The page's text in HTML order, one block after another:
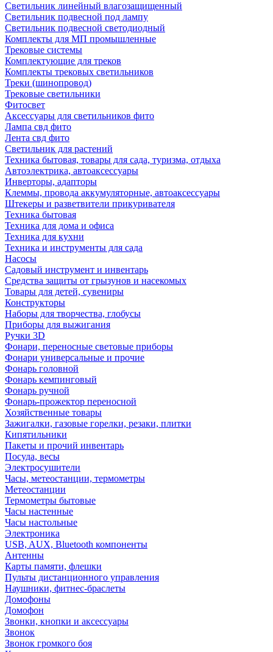
Светильник линейный влагозащищенный
Светильник подвесной под лампу
Светильник подвесной светодиодный
Комплекты для МП промышленные
Трековые системы
Комплектующие для треков
Комплекты трековых светильников
Треки (шинопровод)
Трековые светильники
Фитосвет
Аксессуары для светильников фито
Лампа свд фито
Лента свд фито
Светильник для растений
Техника бытовая, товары для сада, туризма, отдыха
Автоэлектрика, автоаксессуары
Инверторы, адапторы
Клеммы, провода аккумуляторные, автоаксессуары
Штекеры и разветвители прикуривателя
Техника бытовая
Техника для дома и офиса
Техника для кухни
Техника и инструменты для сада
Насосы
Садовый инструмент и инвентарь
Средства защиты от грызунов и насекомых
Товары для детей, сувениры
Конструкторы
Наборы для творчества, глобусы
Приборы для выжигания
Ручки 3D
Фонари, переносные световые приборы
Фонари универсальные и прочие
Фонарь головной
Фонарь кемпинговый
Фонарь ручной
Фонарь-прожектор переносной
Хозяйственные товары
Зажигалки, газовые горелки, резаки, плитки
Кипятильники
Пакеты и прочий инвентарь
Посуда, весы
Электросушители
Часы, метеостанции, термометры
Метеостанции
Термометры бытовые
Часы настенные
Часы настольные
Электроника
USB, AUX, Bluetooth компоненты
Антенны
Карты памяти, флешки
Пульты дистанционного управления
Наушники, фитнес-браслеты
Домофоны
Домофон
Звонки, кнопки и аксессуары
Звонок
Звонок громкого боя